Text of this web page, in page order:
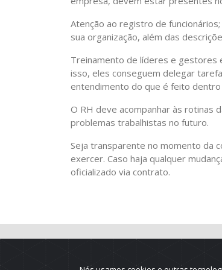
Atenção ao registro de
sua organização, além das
Treinamento de líderes e gestores
isso, eles conseguem delegar
entendimento do que é feito dentro
O RH deve acompanhar às rotinas
problemas trabalhistas no futuro.
Seja transparente no momento da
exercer. Caso haja qualquer
oficializado via contrato.